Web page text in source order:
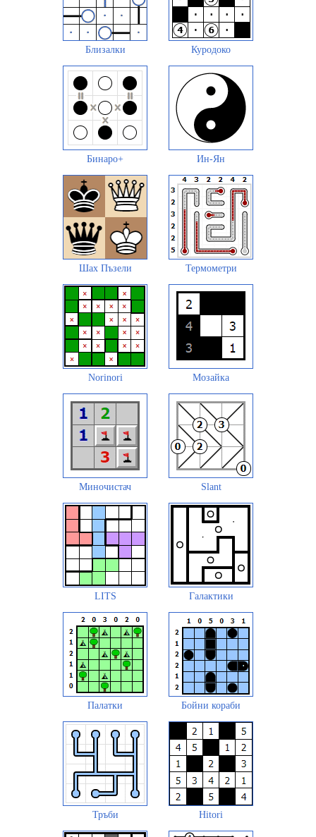
Близалки Куродоко
Бинаро+ Ин-Ян
Шах Пъзели Термометри
Norinori Мозайка
Миночистач Slant
LITS Галактики
Палатки Бойни кораби
Тръби Hitori